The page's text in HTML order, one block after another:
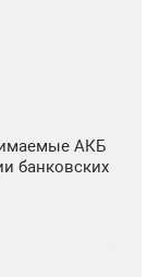
АКБ
банковских